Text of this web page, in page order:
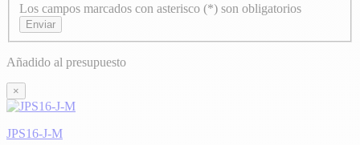
Axeptio consent
Los campos marcados con asterisco (*) son obligatorios
Enviar
Añadido al presupuesto
×
JPS16-J-M